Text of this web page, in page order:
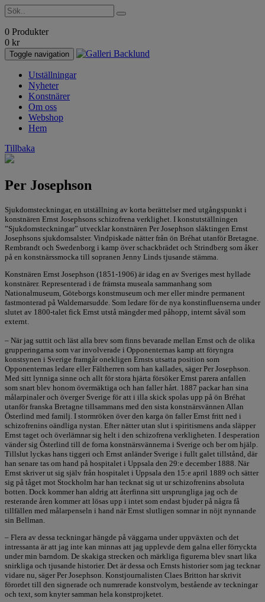
0 Produkter
0 kr
Toggle navigation
Utställningar
Nyheter
Konstnärer
Om oss
Webshop
Hem
Tillbaka
Per Josephson
Sjukdomsteckningar, en utställning av korta berättelser med utgångspunkt i
konstnären Ernst Josephsons schizofrena verklighet. I konstutställningen
”Sjukdomsteckningar” utvecklar konstnären Per Josephson släktingen Ernst
Josephsons sjukdomsalster. Vindpiskade nätter från ön Bréhat utanför Bretagne.
Rembrandt och Swedenborg i kamp över schackbrädet och Strindberg som åker
på en konstnärssmocka till sopranen Jenny Linds tjusande stämma.
Konstnären Ernst Josephson (1851-1906) är idag en av Sveriges mest hyllade
konstnärer. Representerad i de främsta museala sammanhang som
Nationalmuseum, Göteborgs konstmuseum och mer eller mindre permanent
fastmonterad på Waldemarsudde. Som ledare för de nya konstinfluenserna under
slutet av 1800-talet fick Ernst utstå mängder med påhopp, internt såväl som
externt.
– När jag suttit och läst alla brev som finns bevarade mellan Ernst och de olika
grupperingarna som var involverade i Opponenternas kamp att föryngra
konstsynen i Sverige framgår onekligen Ernsts utsatta position som
Opponenternas ledare eller Fältherren som han kallades, säger Per Josephson.
Med sitt lynniga sinne och allt för stora hjärta försöker Ernst parera anfallen
som snart blev honom övermäktiga och han faller hårt. 1887 packar han sina
målarpinaler och överger Sverige för att i illa skick spolas upp på ön Bréhat
utanför franska Bretagne tillsammans med den sista konstnärsvännen Allan
Österlind med familj. I stormröken över den karga ön faller Ernst fritt ned i
schizofrenins oändliga nystan. Efter nätter utan slut i spiritismens anda släpper
Ernst taget och överlämnar sig helt i den schizofrena verkligheten. I desperation
vänder sig Österlind till de forna konstnärsvännerna i Sverige och ber om hjälp.
Tillslut lyckas hans tiggeri och Ernst anländer Sverige i fullt galet tillstånd, där
han senare tas om hand på hospitalet i Uppsala den 29:e december 1888. När
Ernst skriver ut sig själv från hospitalet i Uppsala den 15:e april 1889 och sätter
sig på tåget mot Stockholm har han tecknat sig ut ur schizofrenins absoluta
botten. Dock kommer han aldrig att återfinna sitt ursprungliga jag och de
resterande åren kommer att lösas upp i intet som endast bjuder på några få
tillfällen med målarpenseln i hand när Ernst slutligen somnar in nöjt nynnande
sin Bellman.
– Flera av dessa teckningar hängde på väggarna under uppväxten och det
intressanta är att jag inte kan minnas att jag upplevde dem galna eller förryckta
under min barndom. De skakiga strecken och märkliga figurerna blev snart lika
snirkliga och tjusande historier. Det är dessa och Ernsts historier som jag tecknar
vidare nu, säger Per Josephson. Konstjournalisten Claes Britton har skrivit
förordet till den signerade och numrerade konstvolym, bestående av teckningar
och text, som knyter samman hela konstprojketet.